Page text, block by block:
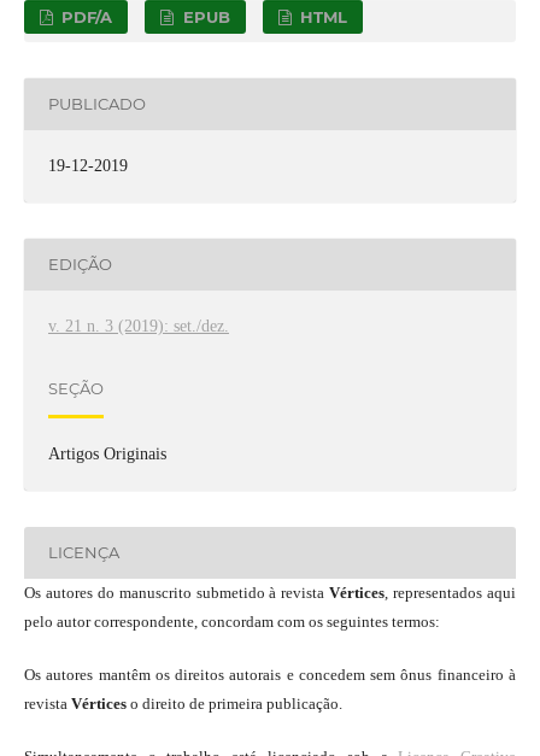
PDF/A EPUB HTML
PUBLICADO
19-12-2019
EDIÇÃO
v. 21 n. 3 (2019): set./dez.
SEÇÃO
Artigos Originais
LICENÇA
Os autores do manuscrito submetido à revistaVértices , representados aqui
pelo autor correspondente, concordam com os seguintes termos:
Os autores mantêm os direitos autorais e concedem sem ônus financeiro à
revista Vértices o direito de primeira publicação.